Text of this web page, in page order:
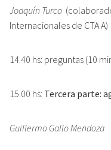
Joaquín Turco
Internacionales de CTA A)
14.40 hs: preguntas (10
15.00 hs: Tercera parte:
Guillermo Gallo Mendoza